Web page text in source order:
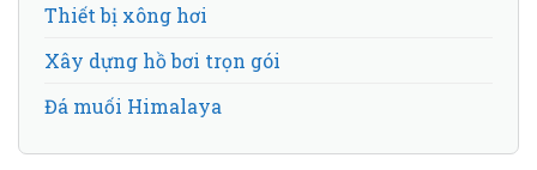
Thiết bị xông hơi
Xây dựng hồ bơi trọn gói
Đá muối Himalaya